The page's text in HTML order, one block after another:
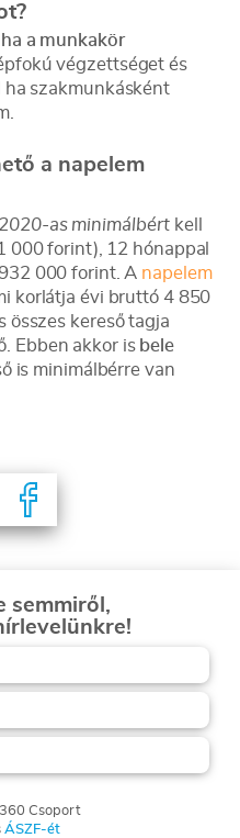
ha a munkakör
végzettséget és
ha szakmunkásként
a napelem
2020-as minimálbért kell
000 forint), 12 hónappal
000 forint. A napelem
korlátja évi bruttó 4 850
összes kereső tagja
Ebben akkor is bele
is minimálbérre van
semmiről,
Csoport
ÁSZF-ét